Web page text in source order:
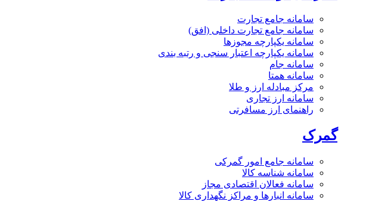
سامانه جامع تجارت
سامانه جامع تجارت داخلی (افق)
سامانه یکپارچه مجوزها
سامانه یکپارچه اعتبار سنجی و رتبه بندی
سامانه جام
سامانه همتا
مرکز مبادله ارز و طلا
سامانه ارز تجاری
راهنمای ارز مسافرتی
گمرک
سامانه جامع امور گمرکی
سامانه شناسه کالا
سامانه فعالان اقتصادی مجاز
سامانه انبارها و مراکز نگهداری کالا